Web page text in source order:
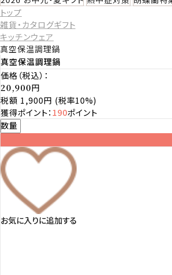
トップ
雑貨・カタログギフト
キッチンウェア
真空保温調理鍋
真空保温調理鍋
価格（税込）：
20,900円
税額 1,900円 (税率10%)
獲得ポイント：190ポイント
数量
お気に入りに追加する